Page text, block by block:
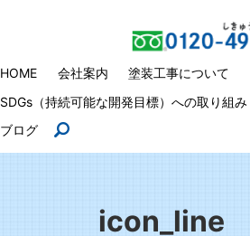
HOME 会社案内 塗装工事について
SDGs（持続可能な開発目標）への取り組み
ブログ
search
icon_line